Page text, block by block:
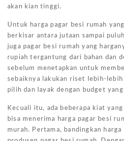
akan kian tinggi.
Untuk harga pagar besi rumah
berkisar antara jutaan sampai
juga pagar besi rumah yang
rupiah tergantung dari bahan dan
sebelum menetapkan untuk
sebaiknya lakukan riset lebih-lebih
pilih dan layak dengan budget
Kecuali itu, ada beberapa kiat
bisa menerima harga pagar besi
murah. Pertama, bandingkan